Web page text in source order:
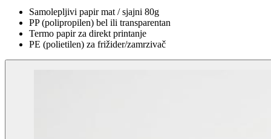
Samolepljivi papir mat / sjajni 80g
PP (polipropilen) bel ili transparentan
Termo papir za direkt printanje
PE (polietilen) za frižider/zamrzivač